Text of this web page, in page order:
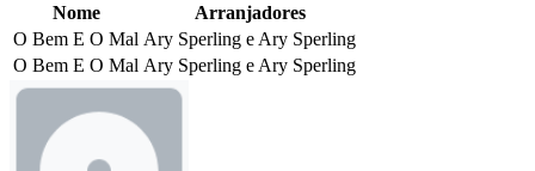
Nome
Arranjadores
O Bem E O Mal Ary Sperling e Ary Sperling
O Bem E O Mal Ary Sperling e Ary Sperling